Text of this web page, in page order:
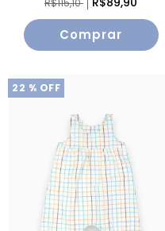
Comprar
22 % OFF